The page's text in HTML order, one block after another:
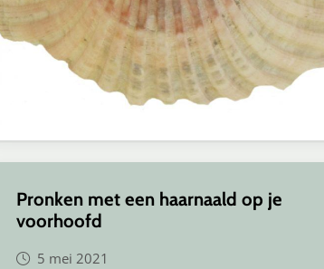
Pronken met een haarnaald op je
voorhoofd
5 mei 2021